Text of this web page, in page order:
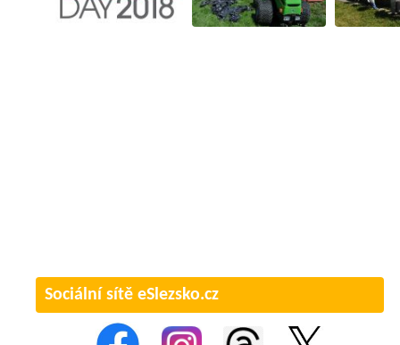
Sociální sítě eSlezsko.cz